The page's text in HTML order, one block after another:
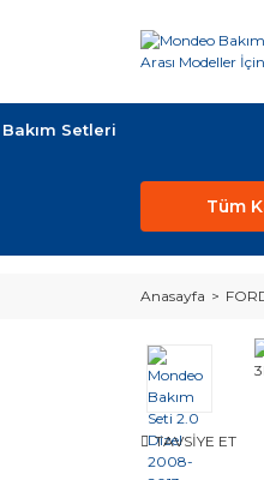
Bakım Setleri
Tüm
Anasayfa
TAVSİYE ET